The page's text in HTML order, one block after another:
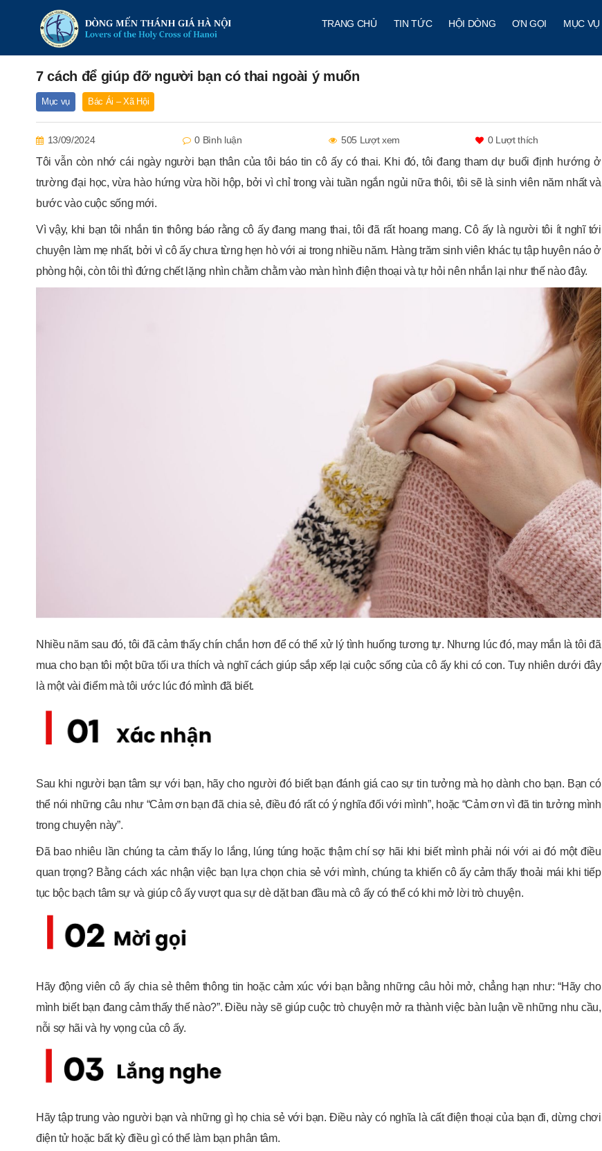
TRANG CHỦ TIN TỨC HỘI DÒNG ƠN GỌI MỤC VỤ
7 cách để giúp đỡ người bạn có thai ngoài ý muốn
Mục vụ Bác Ái – Xã Hội
13/09/2024 0 Bình luận 505 Lượt xem 0Lượt thích
Tôi vẫn còn nhớ cái ngày người bạn thân của tôi báo tin cô ấy có thai. Khi đó, tôi đang tham dự buổi định hướng ở
trường đại học, vừa hào hứng vừa hồi hộp, bởi vì chỉ trong vài tuần ngắn ngủi nữa thôi, tôi sẽ là sinh viên năm nhất và
bước vào cuộc sống mới.
Vì vậy, khi bạn tôi nhắn tin thông báo rằng cô ấy đang mang thai, tôi đã rất hoang mang. Cô ấy là người tôi ít nghĩ tới
chuyện làm mẹ nhất, bởi vì cô ấy chưa từng hẹn hò với ai trong nhiều năm. Hàng trăm sinh viên khác tụ tập huyên náo ở
phòng hội, còn tôi thì đứng chết lặng nhìn chằm chằm vào màn hình điện thoại và tự hỏi nên nhắn lại như thế nào đây.
Nhiều năm sau đó, tôi đã cảm thấy chín chắn hơn để có thể xử lý tình huống tương tự. Nhưng lúc đó, may mắn là tôi đã
mua cho bạn tôi một bữa tối ưa thích và nghĩ cách giúp sắp xếp lại cuộc sống của cô ấy khi có con. Tuy nhiên dưới đây
là một vài điểm mà tôi ước lúc đó mình đã biết.
Sau khi người bạn tâm sự với bạn, hãy cho người đó biết bạn đánh giá cao sự tin tưởng mà họ dành cho bạn. Bạn có
thể nói những câu như “Cảm ơn bạn đã chia sẻ, điều đó rất có ý nghĩa đối với mình”, hoặc “Cảm ơn vì đã tin tưởng mình
trong chuyện này”.
Đã bao nhiêu lần chúng ta cảm thấy lo lắng, lúng túng hoặc thậm chí sợ hãi khi biết mình phải nói với ai đó một điều
quan trọng? Bằng cách xác nhận việc bạn lựa chọn chia sẻ với mình, chúng ta khiến cô ấy cảm thấy thoải mái khi tiếp
tục bộc bạch tâm sự và giúp cô ấy vượt qua sự dè dặt ban đầu mà cô ấy có thể có khi mở lời trò chuyện.
Hãy động viên cô ấy chia sẻ thêm thông tin hoặc cảm xúc với bạn bằng những câu hỏi mở, chẳng hạn như: “Hãy cho
mình biết bạn đang cảm thấy thế nào?”. Điều này sẽ giúp cuộc trò chuyện mở ra thành việc bàn luận về những nhu cầu,
nỗi sợ hãi và hy vọng của cô ấy.
Hãy tập trung vào người bạn và những gì họ chia sẻ với bạn. Điều này có nghĩa là cất điện thoại của bạn đi, dừng chơi
điện tử hoặc bất kỳ điều gì có thể làm bạn phân tâm.